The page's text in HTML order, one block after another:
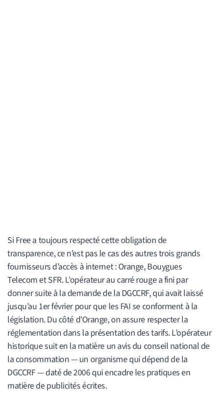
Si Free a toujours respecté cette obligation de
transparence, ce n’est pas le cas des autres trois grands
fournisseurs d’accès à internet : Orange, Bouygues
Telecom et SFR. L’opérateur au carré rouge a fini par
donner suite à la demande de la DGCCRF, qui avait laissé
jusqu’au 1er février pour que les FAI se conforment à la
législation. Du côté d’Orange, on assure respecter la
réglementation dans la présentation des tarifs. L’opérateur
historique suit en la matière un avis du conseil national de
la consommation — un organisme qui dépend de la
DGCCRF — daté de 2006 qui encadre les pratiques en
matière de publicités écrites.